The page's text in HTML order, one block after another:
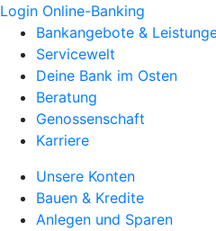
Login Online-Banking
Bankangebote &
Servicewelt
Deine Bank im Osten
Beratung
Genossenschaft
Karriere
Unsere Konten
Bauen & Kredite
Anlegen und Sparen